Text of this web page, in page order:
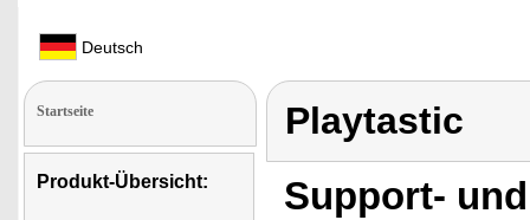
Deutsch
Startseite
Produkt-Übersicht:
Playtastic
Support-